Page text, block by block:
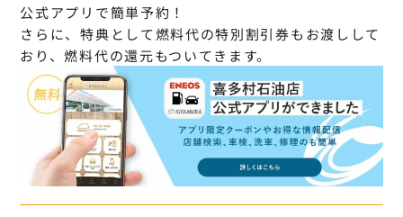
公式アプリで簡単予約！
さらに、特典として燃料代の特別割引券もお渡しして
おり、燃料代の還元もついてきます。